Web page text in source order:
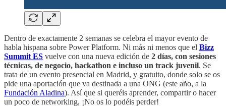
Dentro de exactamente 2 semanas se celebra el mayor evento de
habla hispana sobre Power Platform. Ni más ni menos que el Bizz
Summit ES vuelve con una nueva edición de 2 días, con sesiones
técnicas, de negocio, hackathon e incluso un track juvenil. Se
trata de un evento presencial en Madrid, y gratuito, donde solo se os
pide una aportación que va destinada a una ONG (este año, a la
Fundación Aladina). Así que si queréis aprender, compartir o hacer
un poco de networking, ¡No os lo podéis perder!